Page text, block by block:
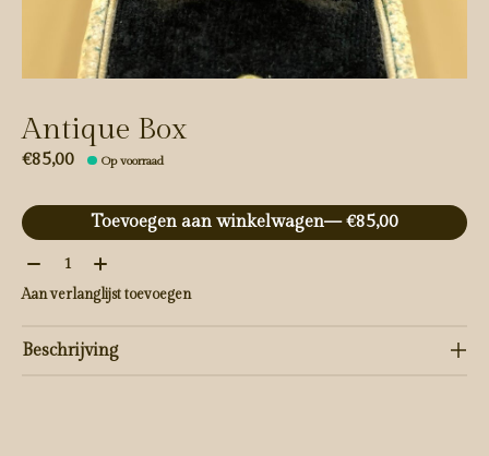
Antique Box
€85,00 Op voorraad
Toevoegen aan winkelwagen
— €85,00
Aantal:
Aan verlanglijst toevoegen
Beschrijving